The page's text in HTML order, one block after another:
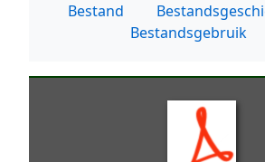
Bestand
Bestandsgebruik